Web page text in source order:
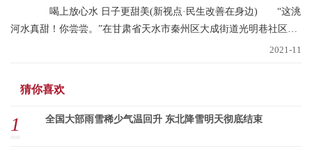
喝上放心水 日子更甜美(新视点·民生改善在身边) “这洮
河水真甜！你尝尝。”在甘肃省天水市秦州区大成街道光明巷社区，
2021-11
猜你喜欢
1 全国大部雨雪稀少气温回升 东北降雪明天彻底结束